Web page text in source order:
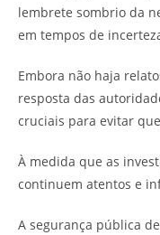
lembrete sombrio da
em tempos de
Embora não haja
resposta das
cruciais para evitar
À medida que as
continuem atentos e
A segurança pública